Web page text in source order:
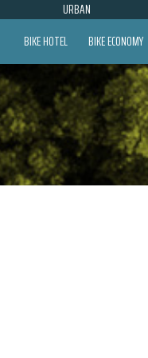
URBAN
BIKE HOTEL BIKE ECONOMY